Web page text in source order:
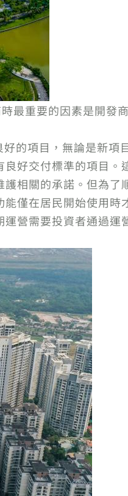
最重要的因素是開發
的項目，無論是新項
好交付標準的項目。
相關的承諾。但為了
僅在居民開始使用時
營需要投資者通過運